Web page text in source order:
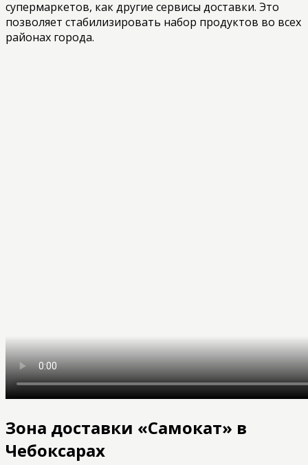
супермаркетов, как другие сервисы доставки. Это
позволяет стабилизировать набор продуктов во всех
районах города.
Зона доставки «Самокат» в
Чебоксарах